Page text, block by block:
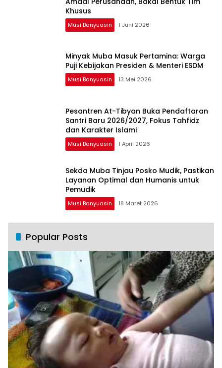
Khusus
Musi Banyuasin 1 Juni 2026
Minyak Muba Masuk Pertamina: Warga
Puji Kebijakan Presiden & Menteri ESDM
Musi Banyuasin 13 Mei 2026
Pesantren At-Tibyan Buka Pendaftaran
Santri Baru 2026/2027, Fokus Tahfidz
dan Karakter Islami
Musi Banyuasin 1 April 2026
Sekda Muba Tinjau Posko Mudik, Pastikan
Layanan Optimal dan Humanis untuk
Pemudik
Musi Banyuasin 18 Maret 2026
Popular Posts